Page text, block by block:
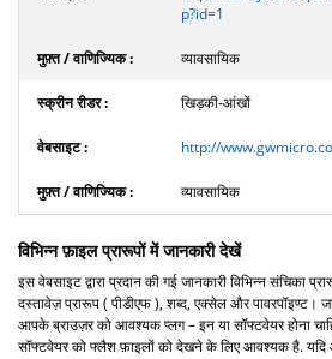
p?id=1
व्यावसायिक
खिड़की-आंखों
http://
व्यावसायिक
विभिन्न फ़ाइल प्रारूपों में जानकारी देखें
इस वेबसाइट द्वारा प्रदान की गई जानकारी विभिन्न संचिका
दस्तावेज़ प्रारूप ( पीडीएफ ), शब्द, एक्सेल और पावरपॉइण्ट।
आपके ब्राउज़र को आवश्यक प्लग – इन या सॉफ्टवेयर होना
सॉफ्टवेयर को फ्लैश फ़ाइलों को देखने के लिए आवश्यक है.